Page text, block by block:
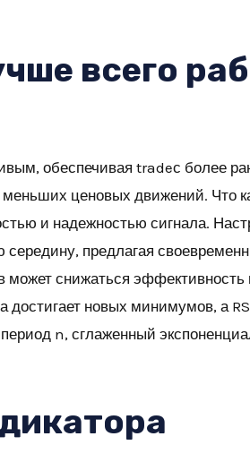
всего
обеспечивая tradeс более
ценовых движений. Что
и надежностью сигнала.
предлагая
может снижаться
достигает новых минимумов, а
n, сглаженный